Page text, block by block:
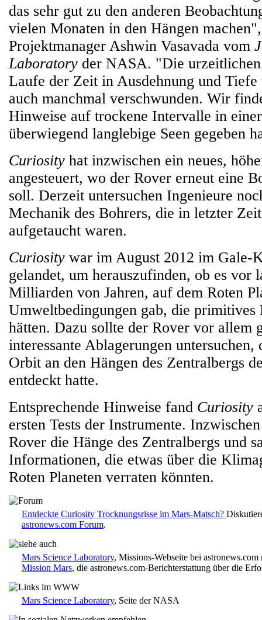
das sehr gut zu den anderen
vielen Monaten in den Hängen
Projektmanager Ashwin Vasavada vom
Laboratory der NASA. "Die urzeitlichen
Laufe der Zeit in Ausdehnung und Tiefe
auch manchmal verschwunden. Wir
Hinweise auf trockene Intervalle in
überwiegend langlebige Seen gegeben
Curiosity hat inzwischen ein neues,
angesteuert, wo der Rover erneut eine
soll. Derzeit untersuchen Ingenieure
Mechanik des Bohrers, die in letzter
aufgetaucht waren.
Curiosity war im August 2012 im Gale-
gelandet, um herauszufinden, ob es vor
Milliarden von Jahren, auf dem Roten
Umweltbedingungen gab, die primitives
hätten. Dazu sollte der Rover vor allem
interessante Ablagerungen untersuchen,
Orbit an den Hängen des Zentralbergs
entdeckt hatte.
Entsprechende Hinweise fand Curiosity
ersten Tests der Instrumente.
Rover die Hänge des Zentralbergs und
Informationen, die etwas über die
Roten Planeten verraten könnten.
Entdeckte Curiosity Trocknungsrisse im Mars-Matsch?
astronews.com Forum.
Mars Science Laboratory, Missions-Webseite bei
Mission Mars, die astronews.com-Berichterstattung über die
Mars Science Laboratory, Seite der NASA